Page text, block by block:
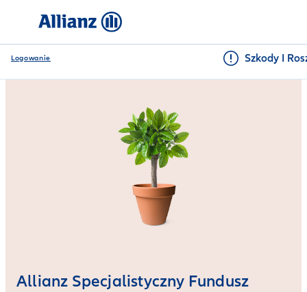
Logowanie Szkody I
Allianz Specjalistyczny Fundusz